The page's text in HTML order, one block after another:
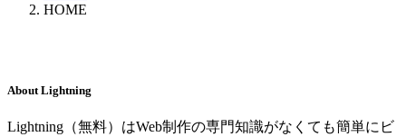
HOME
About Lightning
Lightning（無料）はWeb制作の専門知識がなくても簡単にビ